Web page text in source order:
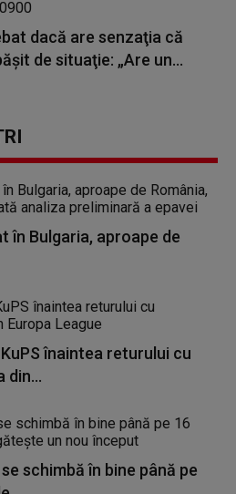
dacă are senzaţia că
de situaţie: „Are un...
în Bulgaria, aproape de
înaintea returului cu
din...
schimbă în bine până pe